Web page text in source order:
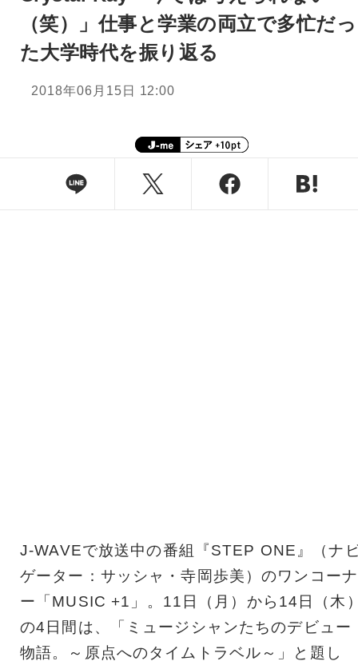
（笑）」仕事と学業の両立で多忙だっ
た大学時代を振り返る
2018年06月15日 12:00
J-WAVEで放送中の番組『STEP ONE』（ナ
ゲーター：サッシャ・寺岡歩美）のワンコーナ
ー「MUSIC +1」。11日（月）から14日（木
の4日間は、「ミュージシャンたちのデビュー
物語。～原点へのタイムトラベル～」と題し